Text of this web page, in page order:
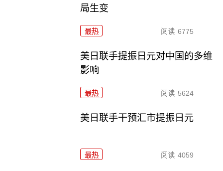
局生变
最热 阅读 6775
美日联手提振日元对中国的多维
影响
最热 阅读 5624
美日联手干预汇市提振日元
最热 阅读 4059